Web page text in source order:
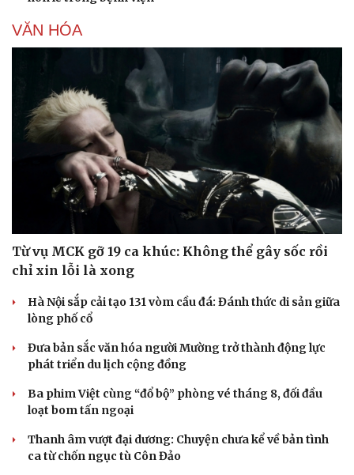
VĂN HÓA
Từ vụ MCK gỡ 19 ca khúc: Không thể gây sốc rồi
chỉ xin lỗi là xong
Hà Nội sắp cải tạo 131 vòm cầu đá: Đánh thức di sản giữa
lòng phố cổ
Đưa bản sắc văn hóa người Mường trở thành động lực
phát triển du lịch cộng đồng
Ba phim Việt cùng “đổ bộ” phòng vé tháng 8, đối đầu
loạt bom tấn ngoại
Thanh âm vượt đại dương: Chuyện chưa kể về bản tình
ca từ chốn ngục tù Côn Đảo